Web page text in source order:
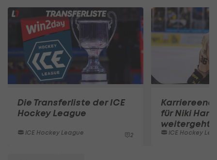
Die Transferliste der ICE
Hockey League
ICE Hockey League 2
für Niki Hartl
weitergeht
ICE Hockey